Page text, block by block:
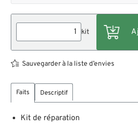
kit
Sauvegarder à la liste d’envies
Faits Descriptif
Kit de réparation